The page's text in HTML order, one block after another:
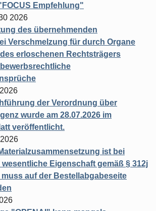
Empfehlung"
2026
des übernehmenden
Verschmelzung für durch Organe
erloschenen Rechtsträgers
der Verordnung über
wurde am 28.07.2026 im
veröffentlicht.
ist bei
Eigenschaft gemäß § 312j
auf der Bestellabgabeseite